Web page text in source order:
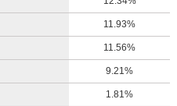
11.93%
11.56%
9.21%
1.81%